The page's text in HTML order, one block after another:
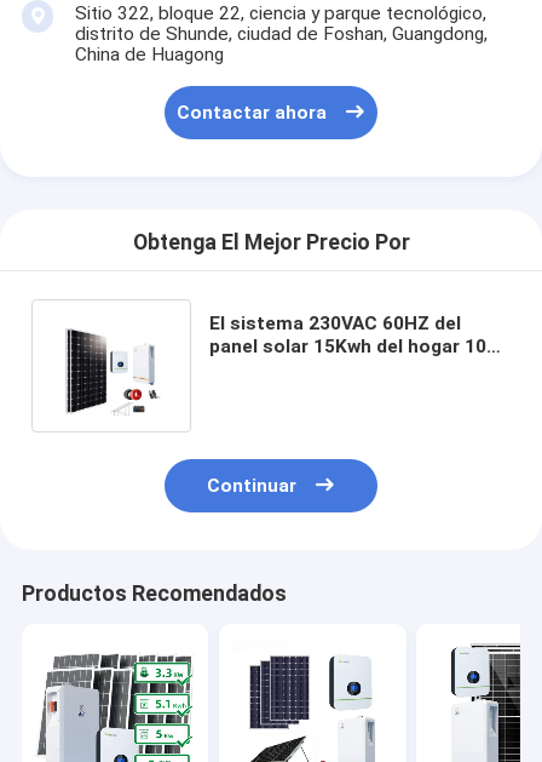
Sitio 322, bloque 22, ciencia y parque tecnológico,
distrito de Shunde, ciudad de Foshan, Guangdong,
China de Huagong
Contactar ahora
Obtenga El Mejor Precio Por
El sistema 230VAC 60HZ del
panel solar 15Kwh del hogar 10
Continuar
Productos Recomendados